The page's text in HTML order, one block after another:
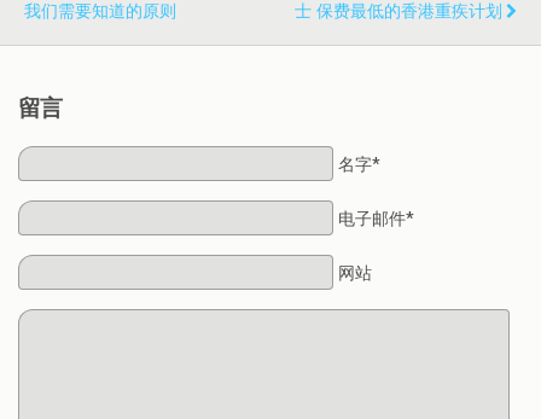
我们需要知道的原则
士 保费最低的香港重疾计划
留言
名字*
电子邮件*
网站